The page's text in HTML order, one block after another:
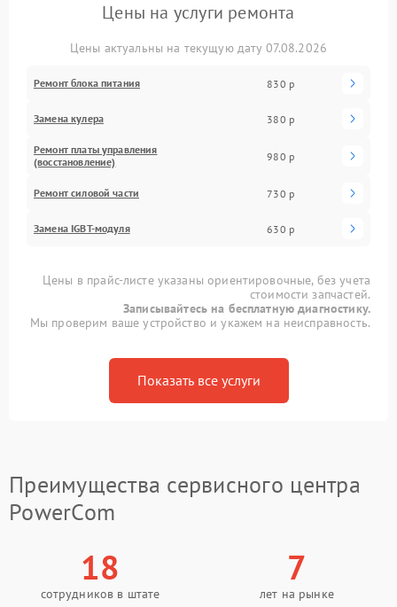
Цены на услуги ремонта
Цены актуальны на текущую дату 07.08.2026
Ремонт блока питания 830 р
Замена кулера 380 р
Ремонт платы управления
(восстановление)
980 р
Ремонт силовой части 730 р
Замена IGBT-модуля 630 р
Цены в прайс-листе указаны ориентировочные, без учета
стоимости запчастей.
Записывайтесь на бесплатную диагностику.
Мы проверим ваше устройство и укажем на неисправность.
Показать все услуги
Преимущества сервисного центра
PowerCom
18
сотрудников в штате
7
лет на рынке